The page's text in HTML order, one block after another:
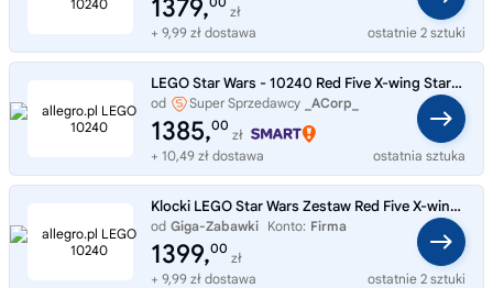
1379,
zł
+ 9,99 zł dostawa
ostatnie 2 sztuki
LEGO Star Wars - 10240 Red Five X-wing Starfighter - Nowe
od Super Sprzedawcy _ACorp_
1385,00
zł
+ 10,49 zł dostawa
ostatnia sztuka
Klocki LEGO Star Wars Zestaw Red Five X-wing Starfighter 10240
od Giga-Zabawki Konto: Firma
1399,00
zł
+ 9,99 zł dostawa
ostatnie 2 sztuki